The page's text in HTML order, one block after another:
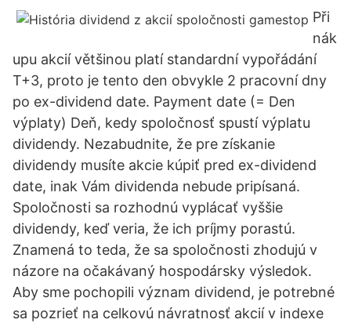
Při
nák
upu akcií většinou platí standardní vypořádání
T+3, proto je tento den obvykle 2 pracovní dny
po ex-dividend date. Payment date (= Den
výplaty) Deň, kedy spoločnosť spustí výplatu
dividendy. Nezabudnite, že pre získanie
dividendy musíte akcie kúpiť pred ex-dividend
date, inak Vám dividenda nebude pripísaná.
Spoločnosti sa rozhodnú vyplácať vyššie
dividendy, keď veria, že ich príjmy porastú.
Znamená to teda, že sa spoločnosti zhodujú v
názore na očakávaný hospodársky výsledok.
Aby sme pochopili význam dividend, je potrebné
sa pozrieť na celkovú návratnosť akcií v indexe